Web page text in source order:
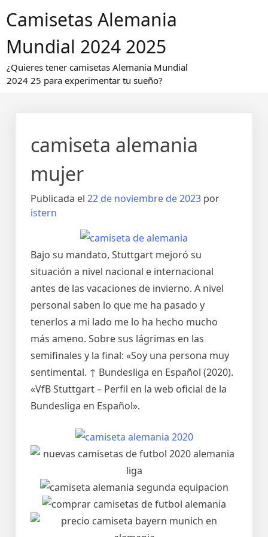
alCamisetas Alemania
Mundial 2024 2025
¿Quieres tener camisetas Alemania Mundial
2024 25 para experimentar tu sueño?
camiseta alemania
mujer
Publicada el 22 de noviembre de 2023 por
istern
Bajo su mandato, Stuttgart mejoró su
situación a nivel nacional e internacional
antes de las vacaciones de invierno. A nivel
personal saben lo que me ha pasado y
tenerlos a mi lado me lo ha hecho mucho
más ameno. Sobre sus lágrimas en las
semifinales y la final: «Soy una persona muy
sentimental. ↑ Bundesliga en Español (2020).
«VfB Stuttgart – Perfil en la web oficial de la
Bundesliga en Español».